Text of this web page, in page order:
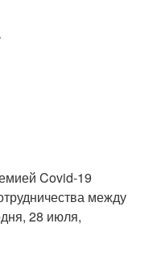
Covid-19
между
28 июля,